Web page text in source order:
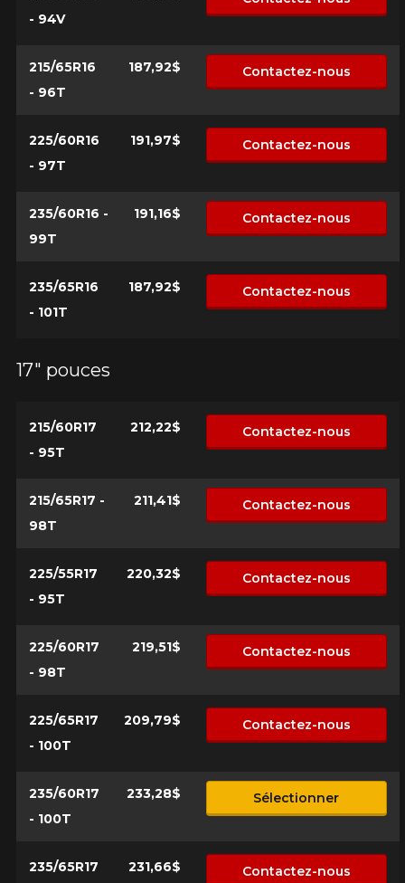
- 94V
215/65R16
- 96T
187,92$ Contactez-nous
225/60R16
- 97T
191,97$ Contactez-nous
235/60R16 -
99T
191,16$ Contactez-nous
235/65R16
- 101T
187,92$ Contactez-nous
17" pouces
215/60R17
- 95T
212,22$ Contactez-nous
215/65R17 -
98T
211,41$ Contactez-nous
225/55R17
- 95T
220,32$ Contactez-nous
225/60R17
- 98T
219,51$ Contactez-nous
225/65R17
- 100T
209,79$ Contactez-nous
235/60R17
- 100T
233,28$ Sélectionner
235/65R17
231,66$ Contactez-nous